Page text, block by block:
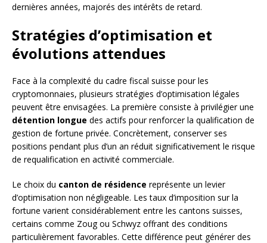
dernières années, majorés des intérêts de retard.
Stratégies d’optimisation et
évolutions attendues
Face à la complexité du cadre fiscal suisse pour les
cryptomonnaies, plusieurs stratégies d’optimisation légales
peuvent être envisagées. La première consiste à privilégier une
détention longue des actifs pour renforcer la qualification de
gestion de fortune privée. Concrètement, conserver ses
positions pendant plus d’un an réduit significativement le risque
de requalification en activité commerciale.
Le choix du canton de résidence représente un levier
d’optimisation non négligeable. Les taux d’imposition sur la
fortune varient considérablement entre les cantons suisses,
certains comme Zoug ou Schwyz offrant des conditions
particulièrement favorables. Cette différence peut générer des